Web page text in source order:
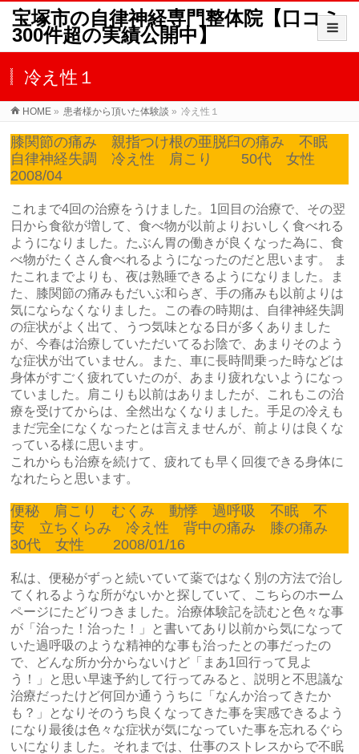
宝塚市の自律神経専門整体院【口コミ
300件超の実績公開中】
冷え性１
HOME » 患者様から頂いた体験談 » 冷え性１
膝関節の痛み 親指つけ根の亜脱臼の痛み 不眠
自律神経失調 冷え性 肩こり 50代 女性
2008/04
これまで4回の治療をうけました。1回目の治療で、その翌
日から食欲が増して、食べ物が以前よりおいしく食べれる
ようになりました。たぶん胃の働きが良くなった為に、食
べ物がたくさん食べれるようになったのだと思います。 ま
たこれまでよりも、夜は熟睡できるようになりました。ま
た、膝関節の痛みもだいぶ和らぎ、手の痛みも以前よりは
気にならなくなりました。この春の時期は、自律神経失調
の症状がよく出て、うつ気味となる日が多くありました
が、今春は治療していただいてるお陰で、あまりそのよう
な症状が出ていません。また、車に長時間乗った時などは
身体がすごく疲れていたのが、あまり疲れないようになっ
ていました。肩こりも以前はありましたが、これもこの治
療を受けてからは、全然出なくなりました。手足の冷えも
まだ完全になくなったとは言えませんが、前よりは良くな
っている様に思います。
これからも治療を続けて、疲れても早く回復できる身体に
なれたらと思います。
便秘 肩こり むくみ 動悸 過呼吸 不眠 不
安 立ちくらみ 冷え性 背中の痛み 膝の痛み
30代 女性 2008/01/16
私は、便秘がずっと続いていて薬ではなく別の方法で治し
てくれるような所がないかと探していて、こちらのホーム
ページにたどりつきました。治療体験記を読むと色々な事
が「治った！治った！」と書いてあり以前から気になって
いた過呼吸のような精神的な事も治ったとの事だったの
で、どんな所か分からないけど「まあ1回行って見よ
う！」と思い早速予約して行ってみると、説明と不思議な
治療だったけど何回か通ううちに「なんか治ってきたか
も？」となりそのうち良くなってきた事を実感できるよう
になり最後は色々な症状が気になっていた事を忘れるぐら
いになりました。それまでは、仕事のストレスからで不眠